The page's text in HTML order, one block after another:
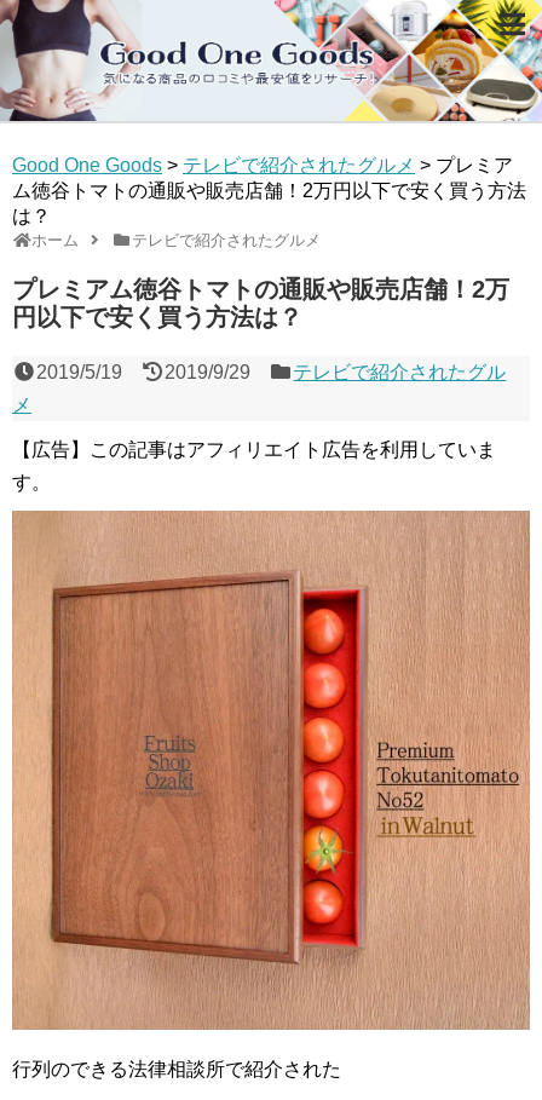
Good One Goods > テレビで紹介されたグルメ > プレミア
ム徳谷トマトの通販や販売店舗！2万円以下で安く買う方法
は？
ホーム テレビで紹介されたグルメ
プレミアム徳谷トマトの通販や販売店舗！2万
円以下で安く買う方法は？
2019/5/19 2019/9/29
テレビで紹介されたグル
メ
【広告】この記事はアフィリエイト広告を利用していま
す。
行列のできる法律相談所で紹介された